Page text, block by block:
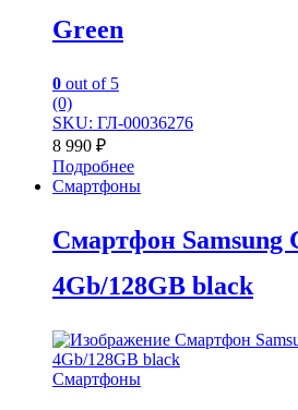
Green
0 out of 5
(0)
SKU: ГЛ-00036276
8 990 ₽
Подробнее
Смартфоны
Смартфон Samsung
4Gb/128GB black
Смартфоны